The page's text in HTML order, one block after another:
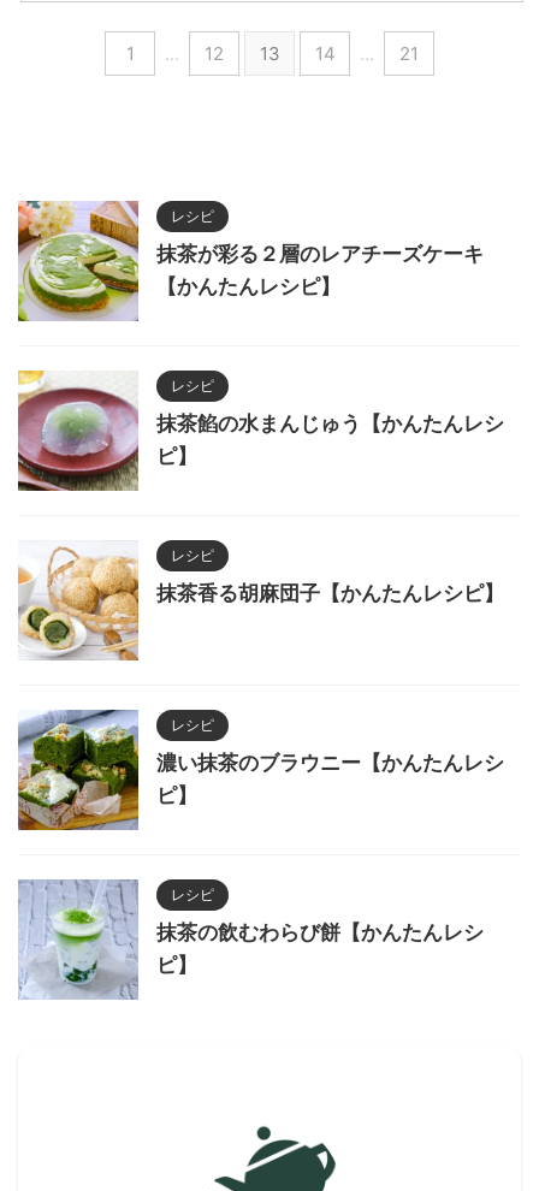
で。
1 … 12 13 14 … 21
レシピ
抹茶が彩る２層のレアチーズケーキ
【かんたんレシピ】
レシピ
抹茶餡の水まんじゅう【かんたんレシ
ピ】
レシピ
抹茶香る胡麻団子【かんたんレシピ】
レシピ
濃い抹茶のブラウニー【かんたんレシ
ピ】
レシピ
抹茶の飲むわらび餅【かんたんレシ
ピ】